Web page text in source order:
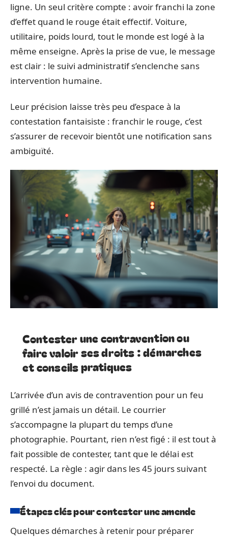
ligne. Un seul critère compte : avoir franchi la zone
d’effet quand le rouge était effectif. Voiture,
utilitaire, poids lourd, tout le monde est logé à la
même enseigne. Après la prise de vue, le message
est clair : le suivi administratif s’enclenche sans
intervention humaine.
Leur précision laisse très peu d’espace à la
contestation fantaisiste : franchir le rouge, c’est
s’assurer de recevoir bientôt une notification sans
ambiguïté.
Contester une contravention ou
faire valoir ses droits : démarches
et conseils pratiques
L’arrivée d’un avis de contravention pour un feu
grillé n’est jamais un détail. Le courrier
s’accompagne la plupart du temps d’une
photographie. Pourtant, rien n’est figé : il est tout à
fait possible de contester, tant que le délai est
respecté. La règle : agir dans les 45 jours suivant
l’envoi du document.
Étapes clés pour contester une amende
Quelques démarches à retenir pour préparer